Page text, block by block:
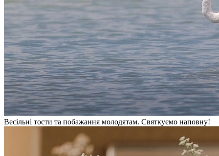
Весільні тости та побажання молодятам. Святкуємо наповну!